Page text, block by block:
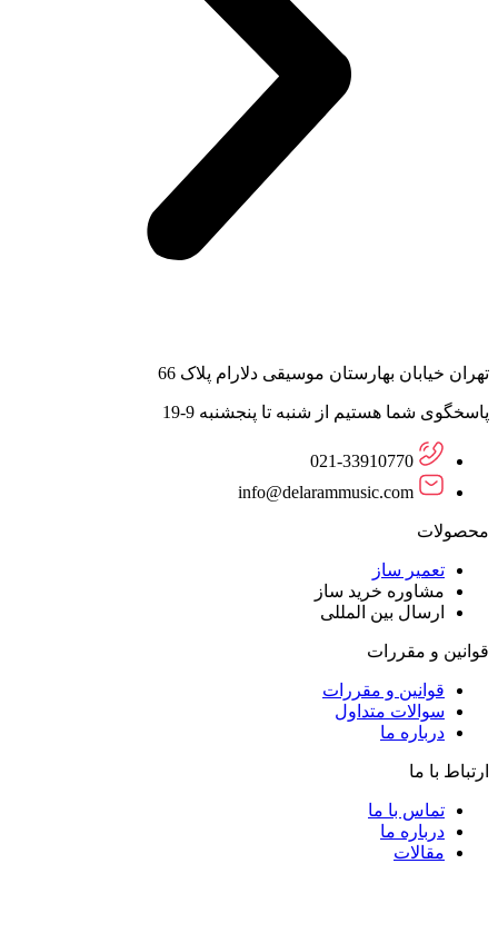
تهران خیابان بهارستان موسیقی دلارام پلاک 66
پاسخگوی شما هستیم از شنبه تا پنجشنبه 9-19
021-33910770
info@delarammusic.com
محصولات
تعمیر ساز
مشاوره خرید ساز
ارسال بین المللی
قوانین و مقررات
قوانین و مقررات
سوالات متداول
درباره ما
ارتباط با ما
تماس با ما
درباره ما
مقالات